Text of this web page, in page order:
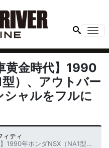
黄金時代】1990
）、アウトバー
ャルをフルに
ィティ
ウトバーンとニュルでポテンシャルをフルに解放 by 岡崎宏司